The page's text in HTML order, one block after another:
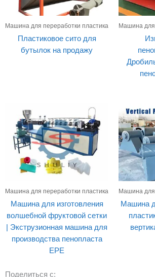
Машина для переработки пластика
Пластиковое сито для
бутылок на продажу
Машина для
Машина для переработки пластика
Машина для изготовления
волшебной фруктовой сетки
| Экструзионная машина для
производства пенопласта
EPE
Машина для
Машина
Поделиться с: